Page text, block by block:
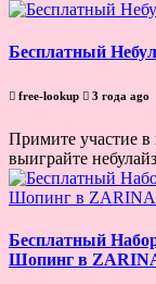
Бесплатный
free-lookup 3 года ago
Примите участие в
выиграйте
Бесплатный
Шопинг в